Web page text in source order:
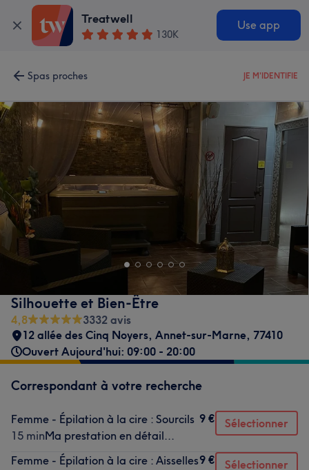
Treatwell
130K
Use app
Spas proches JE M'IDENTIFIE
Silhouette et Bien-Être
4,8
3332 avis
12 allée des Cinq Noyers, Annet-sur-Marne, 77410
Ouvert Aujourd'hui: 09:00 - 20:00
Correspondant à votre recherche
Femme - Épilation à la cire : Sourcils
15 minMa prestation en détail...
9 € Sélectionner
Femme - Épilation à la cire : Aisselles9 € Sélectionner